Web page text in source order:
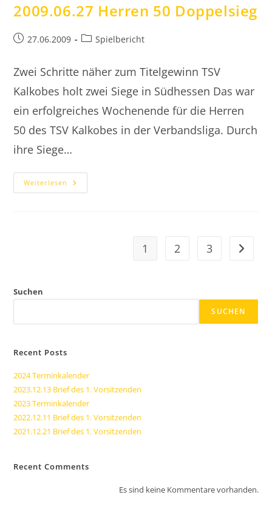
2009.06.27 Herren 50 Doppelsieg
Beitrag27.06.2009
Beitrags-
Spielbericht
Zwei Schritte näher zum Titelgewinn TSV
Kalkobes holt zwei Siege in Südhessen Das war
ein erfolgreiches Wochenende für die Herren
50 des TSV Kalkobes in der Verbandsliga. Durch
ihre Siege…
Weiterlesen 2009.06.27
Herren
1 2 3 Gehe
Suchen
SUCHEN
Recent Posts
2024 Terminkalender
2023.12.13 Brief des 1. Vorsitzenden
2023 Terminkalender
2022.12.11 Brief des 1. Vorsitzenden
2021.12.21 Brief des 1. Vorsitzenden
Recent Comments
Es sind keine Kommentare vorhanden.